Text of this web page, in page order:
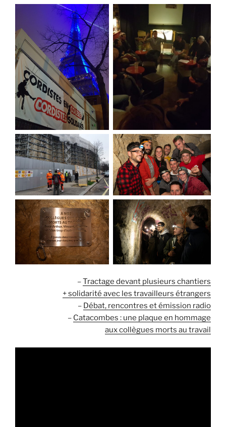
–Tractage devant plusieurs chantiers
+ solidarité avec les travailleurs étrangers
– Débat, rencontres et émission radio
– Catacombes : une plaque en hommage
aux collègues morts au travail